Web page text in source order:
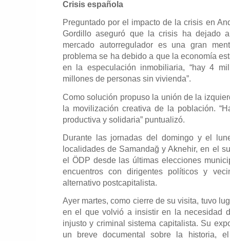
Crisis española
Preguntado por el impacto de la crisis en
Gordillo aseguró que la crisis ha dejado
mercado autorregulador es una gran
problema se ha debido a que la economía
en la especulación inmobiliaria, “hay 4
millones de personas sin vivienda”.
Como solución propuso la unión de la
la movilización creativa de la población.
productiva y solidaria” puntualizó.
Durante las jornadas del domingo y el
localidades de Samandağ y Aknehir, en el
el ÖDP desde las últimas elecciones
encuentros con dirigentes políticos y
alternativo postcapitalista.
Ayer martes, como cierre de su visita, tuvo
en el que volvió a insistir en la necesidad
injusto y criminal sistema capitalista. Su
un breve documental sobre la historia,